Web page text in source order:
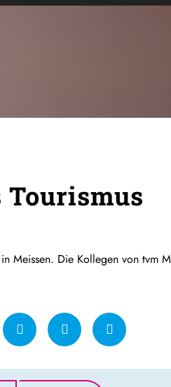
Tourismus
Meissen. Die Kollegen von tvm